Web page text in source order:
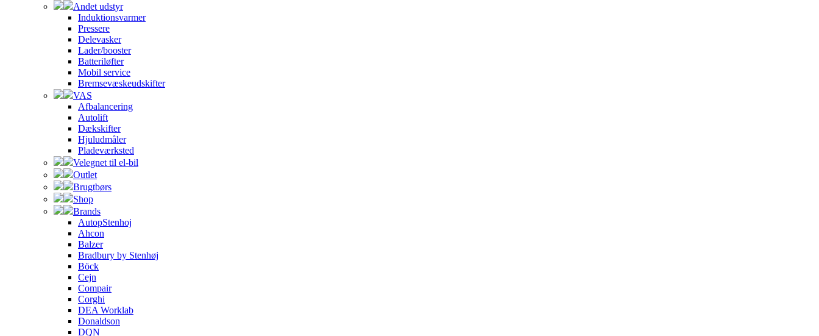
Andet udstyr
Induktionsvarmer
Pressere
Delevasker
Lader/booster
Batteriløfter
Mobil service
Bremsevæskeudskifter
VAS
Afbalancering
Autolift
Dækskifter
Hjuludmåler
Pladeværksted
Velegnet til el-bil
Outlet
Brugtbørs
Shop
Brands
AutopStenhoj
Ahcon
Balzer
Bradbury by Stenhøj
Böck
Cejn
Compair
Corghi
DEA Worklab
Donaldson
DQN